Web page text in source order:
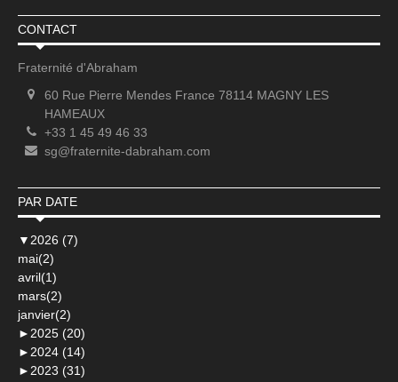
CONTACT
Fraternité d'Abraham
60 Rue Pierre Mendes France 78114 MAGNY LES
HAMEAUX
+33 1 45 49 46 33
sg@fraternite-dabraham.com
PAR DATE
▼ 2026 (7)
mai(2)
avril(1)
mars(2)
janvier(2)
► 2025 (20)
► 2024 (14)
► 2023 (31)